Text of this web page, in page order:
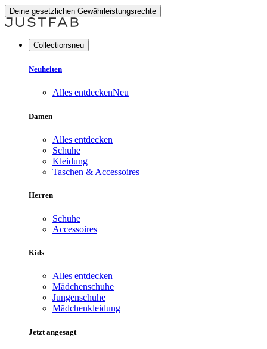
Deine gesetzlichen Gewährleistungsrechte
Collectionsneu
Neuheiten
Alles entdeckenNeu
Damen
Alles entdecken
Schuhe
Kleidung
Taschen & Accessoires
Herren
Schuhe
Accessoires
Kids
Alles entdecken
Mädchenschuhe
Jungenschuhe
Mädchenkleidung
Jetzt angesagt